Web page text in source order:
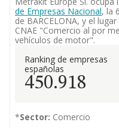
de Empresas Nacional, la
de BARCELONA, y el
CNAE "Comercio al por
vehículos de motor".
Ranking de empresas
españolas
450.918
*Sector: Comercio